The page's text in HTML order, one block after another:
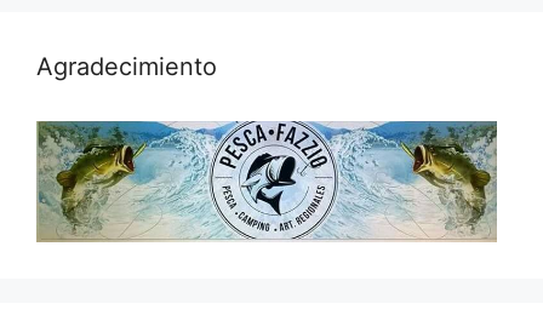
Agradecimiento